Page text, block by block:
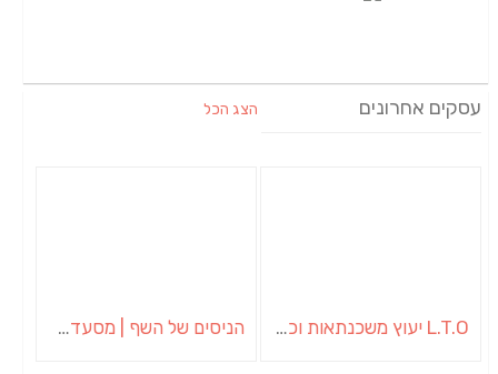
עסקים אחרונים הצג הכל
L.T.O יעוץ משכנתאות וכלכלת משפחה | יועץ משכנתאות באשכול הניסים של השף | מסעדת שף בבית | ארוחות גורמה